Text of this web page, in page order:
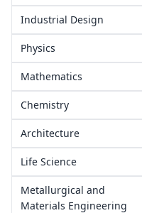
Industrial Design
Physics
Mathematics
Chemistry
Architecture
Life Science
Metallurgical and
Materials Engineering